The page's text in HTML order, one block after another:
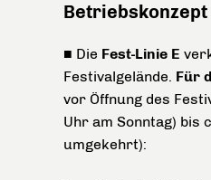
Betriebskonzept
■ Die Fest-Linie E
Festivalgelände. Für
vor Öffnung des
Uhr am Sonntag) bis
umgekehrt):